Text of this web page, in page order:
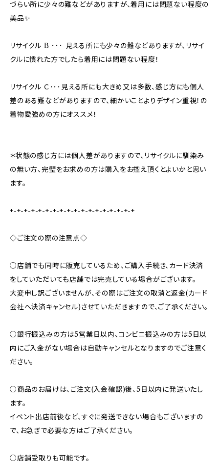
づらい所に少々の難などがありますが、着用には問題ない程度の
美品✨
リサイクル B ･･･ 見える所にも少々の難などありますが、リサイ
クルに慣れた方でしたら着用には問題ない程度！
リサイクル Ｃ･･･見える所にも大きめ又は多数、感じ方にも個人
差のある難などがありますので、細かいことよりデザイン重視！の
着物愛強めの方にオススメ！
＊状態の感じ方には個人差がありますので、リサイクルに馴染み
の無い方、完璧をお求めの方は購入をお控え頂くとよいかと思い
ます。
+-+-+-+-+-+-+-+-+-+-+-+-+-+-+-+-+-+
◇ご注文の際の注意点◇
○店舗でも同時に販売しているため、ご購入手続き、カード決済
をしていただいても店舗では完売している場合がございます。
大変申し訳ございませんが、その際はご注文の取消と返金(カード
会社へ決済キャンセル)させていただきますので、ご了承ください。
○銀行振込みの方は5営業日以内、コンビニ振込みの方は5日以
内にご入金がない場合は自動キャンセルとなりますのでご注意く
ださい。
○商品のお届けは、ご注文(入金確認)後、5日以内に発送いたし
ます。
イベント出店前後など、すぐに発送できない場合もございますの
で、お急ぎで必要な方はご了承ください。
○店舗受取りも可能です。